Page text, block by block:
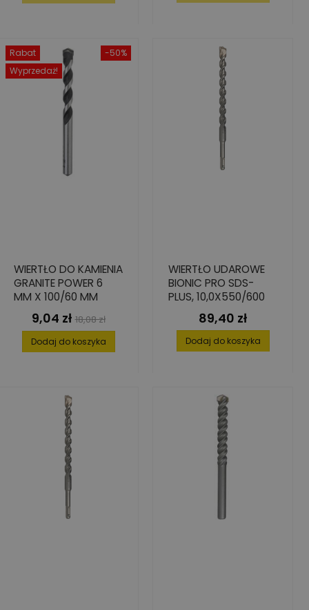
-50%
Rabat
Wyprzedaż!
WIERTŁO DO KAMIENIA
GRANITE POWER 6
MM X 100/60 MM
Cena
9,04 zł Cena
podstawowa
18,08 zł
Dodaj do koszyka
WIERTŁO UDAROWE
BIONIC PRO SDS-
PLUS, 10,0X550/600
Cena
89,40 zł
Dodaj do koszyka